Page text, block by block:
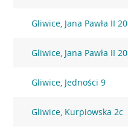
Gliwice, Jana Pawła II 20
Gliwice, Jana Pawła II 20
Gliwice, Jedności 9
Gliwice, Kurpiowska 2c